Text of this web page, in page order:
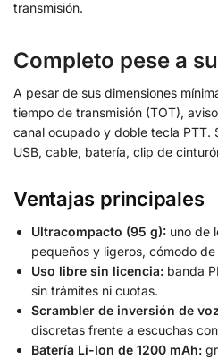
transmisión.
Completo pese a
A pesar de sus dimensiones
tiempo de transmisión (TOT),
canal ocupado y doble tecla PTT.
USB, cable, batería, clip de
Ventajas principales
Ultracompacto (95 g): uno de
pequeños y ligeros, cómodo
Uso libre sin licencia: banda
sin trámites ni cuotas.
Scrambler de inversión de
discretas frente a escuchas
Batería Li-Ion de 1200 mAh: